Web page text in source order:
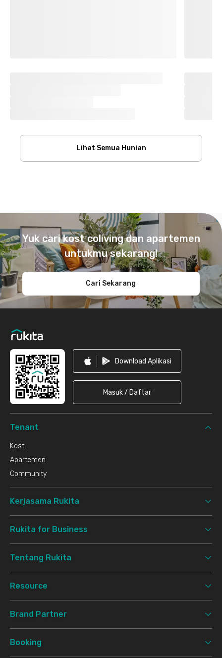
Lihat Semua Hunian
Yuk cari kost coliving dan apartemen
untukmu sekarang!
Cari Sekarang
Download Aplikasi
Masuk / Daftar
Tenant
Kost
Apartemen
Community
Kerjasama Rukita
Rukita for Business
Tentang Rukita
Resource
Brand Partner
Booking